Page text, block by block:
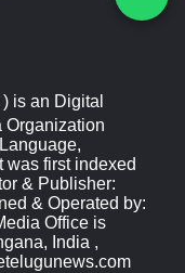
is an Digital
Organization
was first indexed
& Publisher:
& Operated by:
Office is
India ,